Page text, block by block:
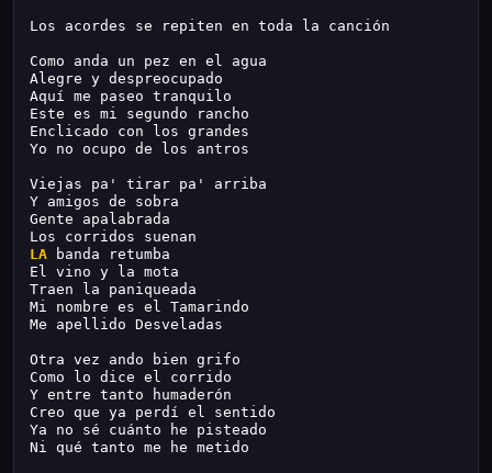
Los acordes se repiten en toda la canción
Como anda un pez en el agua
Alegre y despreocupado
Aquí me paseo tranquilo
Este es mi segundo rancho
Enclicado con los grandes
Yo no ocupo de los antros
Viejas pa' tirar pa' arriba
Y amigos de sobra
Gente apalabrada
Los corridos suenan
LA banda retumba
El vino y la mota
Traen la paniqueada
Mi nombre es el Tamarindo
Me apellido Desveladas
Otra vez ando bien grifo
Como lo dice el corrido
Y entre tanto humaderón
Creo que ya perdí el sentido
Ya no sé cuánto he pisteado
Ni qué tanto me he metido